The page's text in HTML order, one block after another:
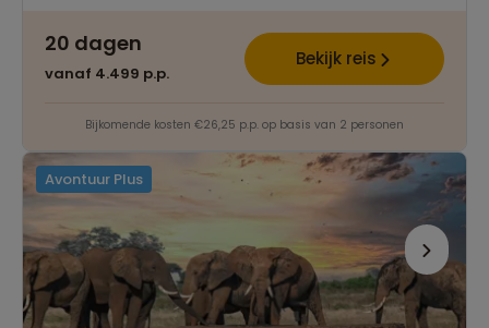
20 dagen
vanaf 4.499 p.p.
Bekijk reis
Bijkomende kosten €26,25 p.p. op basis van 2 personen
Avontuur Plus